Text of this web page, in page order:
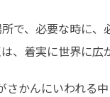
所で、必要な時に
、着実に世界に広
さかんにいわれる